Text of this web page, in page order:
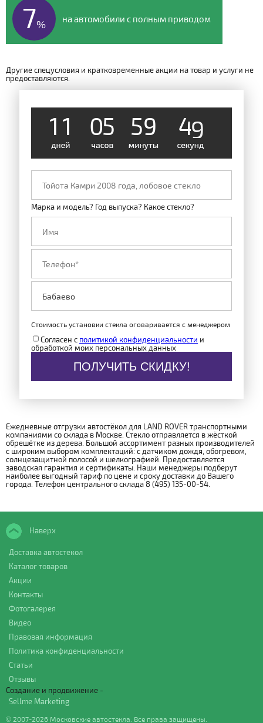
7% на автомобили с полным приводом
Другие спецусловия и кратковременные акции на товар и услуги не
предоставляются.
1 1 05 59 48
Марка и модель? Год выпуска? Какое стекло?
Стоимость установки стекла оговаривается с менеджером
Согласен с политикой конфиденциальности и
обработкой моих персональных данных
ПОЛУЧИТЬ СКИДКУ!
Ежедневные отгрузки автостёкол для LAND ROVER транспортными
компаниями со склада в Москве. Стекло отправляется в жёсткой
обрешётке из дерева. Большой ассортимент разных производителей
с широким выбором комплектаций: с датчиком дождя, обогревом,
солнцезащитной полосой и шелкографией. Предоставляется
заводская гарантия и сертификаты. Наши менеджеры подберут
наиболее выгодный тариф по цене и сроку доставки до Вашего
города. Телефон центрального склада 8 (495) 135-00-54.
Наверх
Доставка автостекол
Каталог товаров
Акции
Контакты
Фотогалерея
Видео
Правовая информация
Политика конфиденциальности
Статьи
Отзывы
Создание и продвижение -
Sellme Marketing
© 2007-2026 Московские автостекла. Все права защищены.